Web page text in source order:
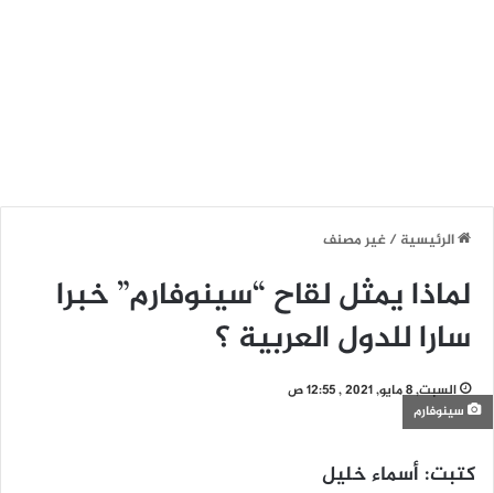
الرئيسية/غير مصنف
لماذا يمثل لقاح “سينوفارم” خبرا
سارا للدول العربية ؟
السبت, 8 مايو, 2021 , 12:55 ص
سينوفارم
كتبت: أسماء خليل